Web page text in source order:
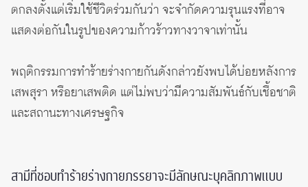
ตกลงตั้งแต่เริ่มใช้ชีวิตร่วมกันว่า จะจำกัดความรุนแรงที่อาจ
แสดงต่อกันในรูปของความก้าวร้าวทางวาจาเท่านั้น
พฤติกรรมการทำร้ายร่างกายกันดังกล่าวยังพบได้บ่อยหลังการ
เสพสุรา หรือยาเสพติด แต่ไม่พบว่ามีความสัมพันธ์กับเชื้อชาติ
และสถานะทางเศรษฐกิจ
สามีที่ชอบทำร้ายร่างกายภรรยาจะมีลักษณะบุคลิกภาพแบบ